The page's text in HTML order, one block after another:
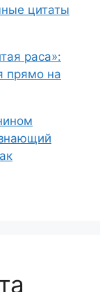
цитаты
раса»:
прямо на